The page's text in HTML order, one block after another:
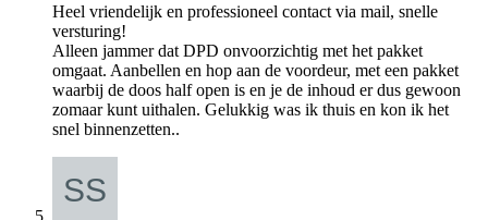
Heel vriendelijk en professioneel contact via mail, snelle
versturing!
Alleen jammer dat DPD onvoorzichtig met het pakket
omgaat. Aanbellen en hop aan de voordeur, met een pakket
waarbij de doos half open is en je de inhoud er dus gewoon
zomaar kunt uithalen. Gelukkig was ik thuis en kon ik het
snel binnenzetten..